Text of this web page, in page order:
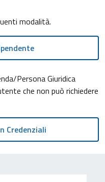
modalità.
Persona Giuridica
che non può richiedere